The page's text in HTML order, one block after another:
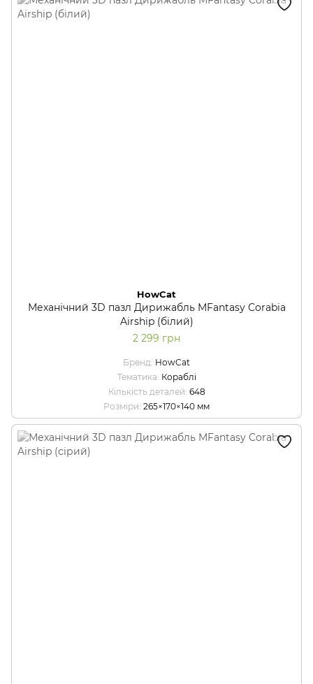
HowCat
Механічний 3D пазл Дирижабль MFantasy Corabia
Airship (білий)
2 299 грн
Бренд HowCat
Тематика Кораблі
Кількість деталей 648
Розміри 265×170×140 мм